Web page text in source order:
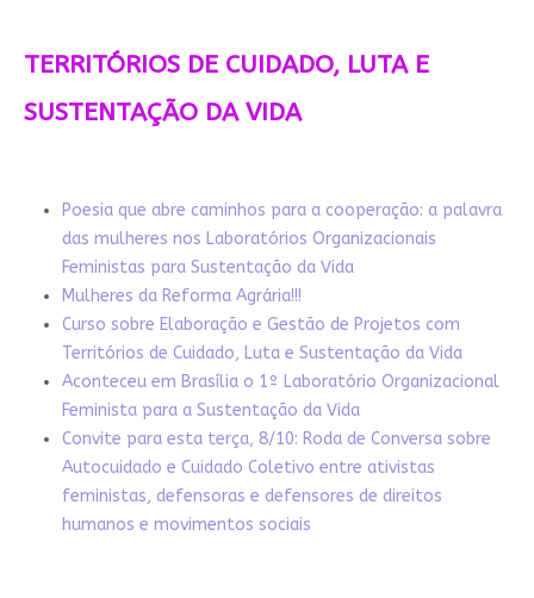
TERRITÓRIOS DE CUIDADO, LUTA E
SUSTENTAÇÃO DA VIDA
Poesia que abre caminhos para a cooperação: a palavra
das mulheres nos Laboratórios Organizacionais
Feministas para Sustentação da Vida
Mulheres da Reforma Agrária!!!
Curso sobre Elaboração e Gestão de Projetos com
Territórios de Cuidado, Luta e Sustentação da Vida
Aconteceu em Brasília o 1º Laboratório Organizacional
Feminista para a Sustentação da Vida
Convite para esta terça, 8/10: Roda de Conversa sobre
Autocuidado e Cuidado Coletivo entre ativistas
feministas, defensoras e defensores de direitos
humanos e movimentos sociais